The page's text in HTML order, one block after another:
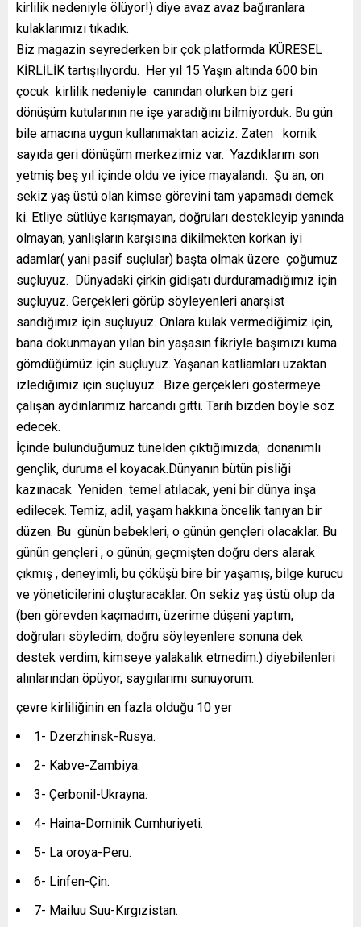
kirlilik nedeniyle ölüyor!) diye avaz avaz bağıranlara
kulaklarımızı tıkadık.
Biz magazin seyrederken bir çok platformda KÜRESEL
KİRLİLİK tartışılıyordu. Her yıl 15 Yaşın altında 600 bin
çocuk kirlilik nedeniyle canından olurken biz geri
dönüşüm kutularının ne işe yaradığını bilmiyorduk. Bu gün
bile amacına uygun kullanmaktan aciziz. Zaten komik
sayıda geri dönüşüm merkezimiz var. Yazdıklarım son
yetmiş beş yıl içinde oldu ve iyice mayalandı. Şu an, on
sekiz yaş üstü olan kimse görevini tam yapamadı demek
ki. Etliye sütlüye karışmayan, doğruları destekleyip yanında
olmayan, yanlışların karşısına dikilmekten korkan iyi
adamlar( yani pasif suçlular) başta olmak üzere çoğumuz
suçluyuz. Dünyadaki çirkin gidişatı durduramadığımız için
suçluyuz. Gerçekleri görüp söyleyenleri anarşist
sandığımız için suçluyuz. Onlara kulak vermediğimiz için,
bana dokunmayan yılan bin yaşasın fikriyle başımızı kuma
gömdüğümüz için suçluyuz. Yaşanan katliamları uzaktan
izlediğimiz için suçluyuz. Bize gerçekleri göstermeye
çalışan aydınlarımız harcandı gitti. Tarih bizden böyle söz
edecek.
İçinde bulunduğumuz tünelden çıktığımızda; donanımlı
gençlik, duruma el koyacak.Dünyanın bütün pisliği
kazınacak Yeniden temel atılacak, yeni bir dünya inşa
edilecek. Temiz, adil, yaşam hakkına öncelik tanıyan bir
düzen. Bu günün bebekleri, o günün gençleri olacaklar. Bu
günün gençleri , o günün; geçmişten doğru ders alarak
çıkmış , deneyimli, bu çöküşü bire bir yaşamış, bilge kurucu
ve yöneticilerini oluşturacaklar. On sekiz yaş üstü olup da
(ben görevden kaçmadım, üzerime düşeni yaptım,
doğruları söyledim, doğru söyleyenlere sonuna dek
destek verdim, kimseye yalakalık etmedim.) diyebilenleri
alınlarından öpüyor, saygılarımı sunuyorum.
çevre kirliliğinin en fazla olduğu 10 yer
1- Dzerzhinsk-Rusya.
2- Kabve-Zambiya.
3- Çerbonil-Ukrayna.
4- Haina-Dominik Cumhuriyeti.
5- La oroya-Peru.
6- Linfen-Çin.
7- Mailuu Suu-Kırgızistan.